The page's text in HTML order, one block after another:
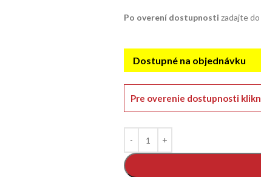
Po overení dostupnosti zadajte
Dostupné na objednávku
Pre overenie dostupnosti